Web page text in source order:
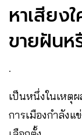
หาเสียง
ขายฝันห
.
เป็นหนึ่งในเหตุ
การเมืองกำลัง